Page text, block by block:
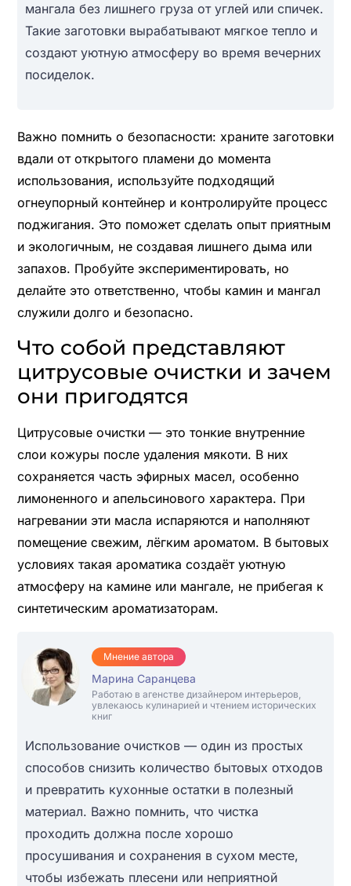
мангала без лишнего груза от углей или спичек.
Такие заготовки вырабатывают мягкое тепло и
создают уютную атмосферу во время вечерних
посиделок.
Важно помнить о безопасности: храните заготовки
вдали от открытого пламени до момента
использования, используйте подходящий
огнеупорный контейнер и контролируйте процесс
поджигания. Это поможет сделать опыт приятным
и экологичным, не создавая лишнего дыма или
запахов. Пробуйте экспериментировать, но
делайте это ответственно, чтобы камин и мангал
служили долго и безопасно.
Что собой представляют
цитрусовые очистки и зачем
они пригодятся
Цитрусовые очистки — это тонкие внутренние
слои кожуры после удаления мякоти. В них
сохраняется часть эфирных масел, особенно
лимоненного и апельсинового характера. При
нагревании эти масла испаряются и наполняют
помещение свежим, лёгким ароматом. В бытовых
условиях такая ароматика создаёт уютную
атмосферу на камине или мангале, не прибегая к
синтетическим ароматизаторам.
Мнение автора
Марина Саранцева
Работаю в агенстве дизайнером интерьеров,
увлекаюсь кулинарией и чтением исторических
книг
Использование очистков — один из простых
способов снизить количество бытовых отходов
и превратить кухонные остатки в полезный
материал. Важно помнить, что чистка
проходить должна после хорошо
просушивания и сохранения в сухом месте,
чтобы избежать плесени или неприятной